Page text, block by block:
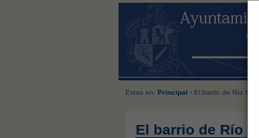
Estas en: Principal › El barrio de Río
El barrio de Río